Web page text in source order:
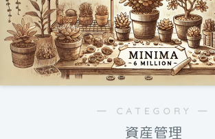
― CATEGORY ―
資産管理